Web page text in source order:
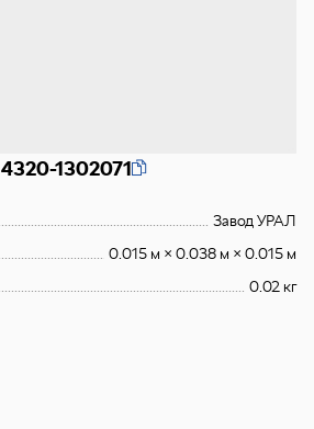
4320-1302071
Завод УРАЛ
0.015 м × 0.038 м × 0.015 м
0.02 кг